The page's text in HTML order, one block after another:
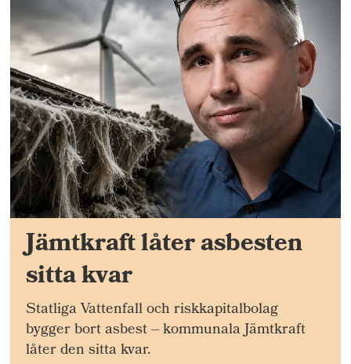
Jämtkraft låter asbesten
sitta kvar
Statliga Vattenfall och riskkapitalbolag
bygger bort asbest – kommunala Jämtkraft
låter den sitta kvar.